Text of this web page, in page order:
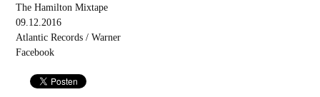
The Hamilton Mixtape
09.12.2016
Atlantic Records / Warner
Facebook